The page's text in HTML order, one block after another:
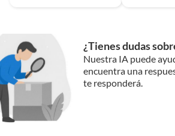
¿Tienes dudas
Nuestra IA puede
encuentra una
te responderá.